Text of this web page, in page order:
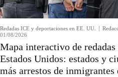
Redadas ICE y deportaciones en EE. UU.
01/08/2026
Mapa interactivo de redadas
Estados Unidos: estados y
más arrestos de inmigrantes